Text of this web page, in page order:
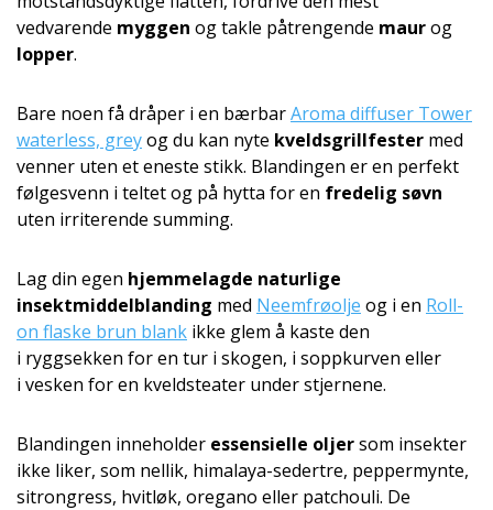
vedvarende myggen og takle påtrengende maurog
lopper.
Bare noen få dråper i en bærbarAroma diffuser Tower
waterless, greyog du kan nyte kveldsgrillfester med
venner uten et eneste stikk. Blandingen er en perfekt
følgesvenn i teltet og på hytta for en fredelig søvn
uten irriterende summing.
Lag din egen hjemmelagde naturlige
insektmiddelblan­ding med Neemfrøolje og i en Roll-
on flaske brun blank ikke glem å kaste den
i ryggsekken for en tur i skogen, i soppkurven eller
i vesken for en kveldsteater under stjernene.
Blandingen inneholder essensielle oljersom insekter
ikke liker, som nellik, himalaya-sedertre, peppermynte,
sitrongress, hvitløk, oregano eller patchouli. De